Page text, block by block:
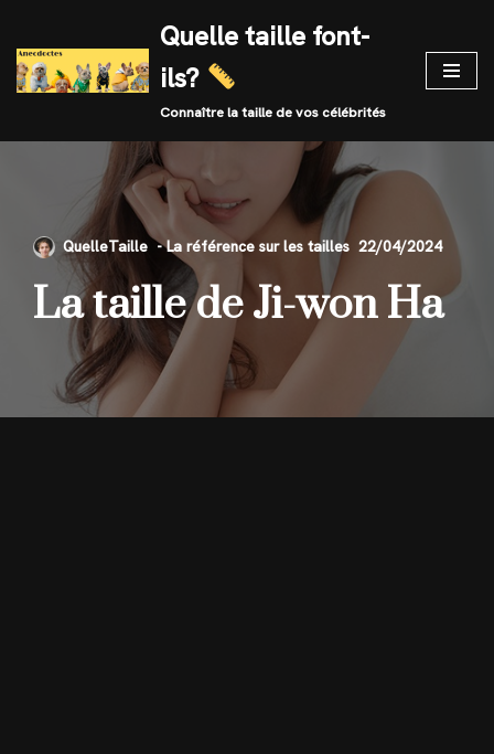
Skip
to
Quelle taille font-
ils?
Connaître la taille de vos célébrités
QuelleTaille 22/04/2024
La taille de Ji-won Ha